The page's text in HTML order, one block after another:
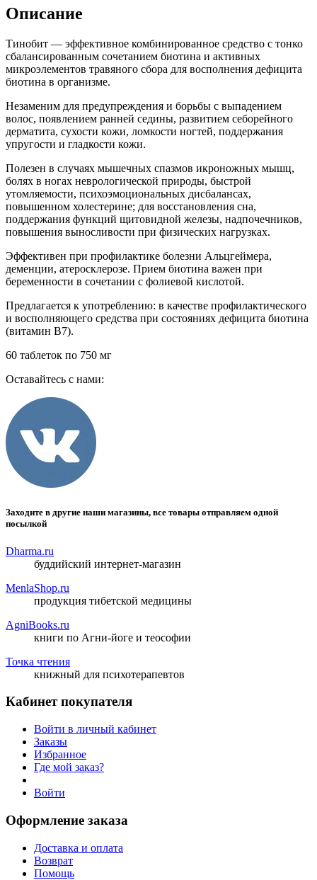
Описание
Тинобит — эффективное комбинированное средство с тонко
сбалансированным сочетанием биотина и активных
микроэлементов травяного сбора для восполнения дефицита
биотина в организме.
Незаменим для предупреждения и борьбы с выпадением
волос, появлением ранней седины, развитием себорейного
дерматита, сухости кожи, ломкости ногтей, поддержания
упругости и гладкости кожи.
Полезен в случаях мышечных спазмов икроножных мышц,
болях в ногах неврологической природы, быстрой
утомляемости, психоэмоциональных дисбалансах,
повышенном холестерине; для восстановления сна,
поддержания функций щитовидной железы, надпочечников,
повышения выносливости при физических нагрузках.
Эффективен при профилактике болезни Альцгеймера,
деменции, атеросклерозе. Прием биотина важен при
беременности в сочетании с фолиевой кислотой.
Предлагается к употреблению: в качестве профилактического
и восполняющего средства при состояниях дефицита биотина
(витамин В7).
60 таблеток по 750 мг
Оставайтесь с нами:
Заходите в другие наши магазины, все товары отправляем одной
посылкой
Dharma.ru
буддийский интернет-магазин
MenlaShop.ru
продукция тибетской медицины
AgniBooks.ru
книги по Агни-йоге и теософии
Точка чтения
книжный для психотерапевтов
Кабинет покупателя
Войти в личный кабинет
Заказы
Избранное
Где мой заказ?
Войти
Оформление заказа
Доставка и оплата
Возврат
Помощь